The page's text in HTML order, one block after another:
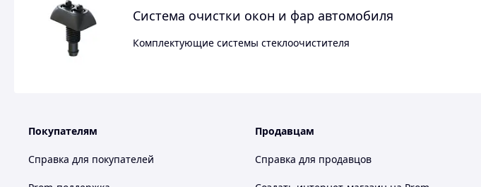
Система очистки окон и фар автомобиля
Комплектующие системы стеклоочистителя
Покупателям
Справка для покупателей
Продавцам
Справка для продавцов